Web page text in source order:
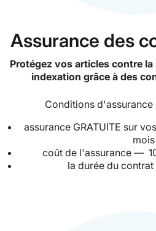
Assurance des
Protégez vos articles contre
indexation grâce à des
Conditions
assurance GRATUITE sur
mois
coût de l'assurance —
la durée du